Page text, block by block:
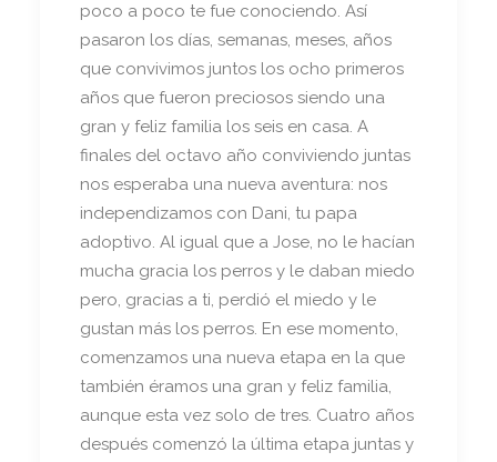
poco a poco te fue conociendo. Así
pasaron los días, semanas, meses, años
que convivimos juntos los ocho primeros
años que fueron preciosos siendo una
gran y feliz familia los seis en casa. A
finales del octavo año conviviendo juntas
nos esperaba una nueva aventura: nos
independizamos con Dani, tu papa
adoptivo. Al igual que a Jose, no le hacían
mucha gracia los perros y le daban miedo
pero, gracias a ti, perdió el miedo y le
gustan más los perros. En ese momento,
comenzamos una nueva etapa en la que
también éramos una gran y feliz familia,
aunque esta vez solo de tres. Cuatro años
después comenzó la última etapa juntas y